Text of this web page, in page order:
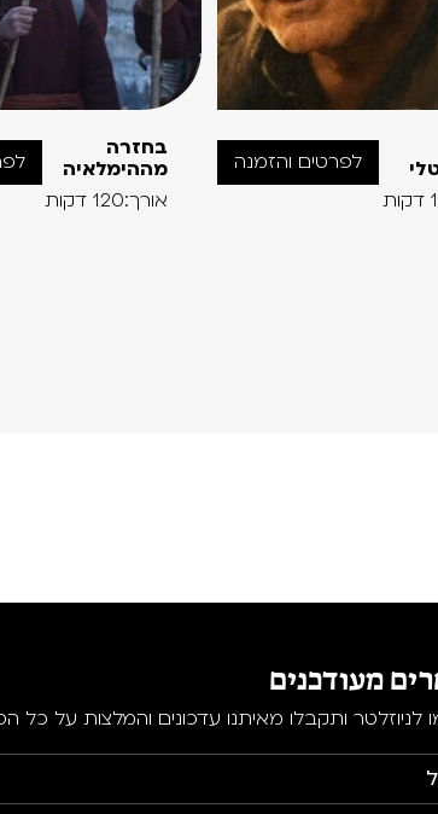
לפרטים והזמנה
בחזרה
מההימלאיה
אורך:120 דקות
מעודכנים
לניוזלטר ותקבלו מאיתנו עדכונים והמלצות על כל